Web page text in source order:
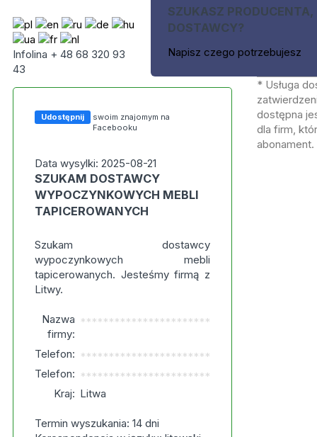
Infolina + 48 68 320 93
43
SZUKASZ PRODUCENTA,
DOSTAWCY?
Napisz czego potrzebujesz
Udostępnij
swoim znajomym na
Facebooku
Data wysylki: 2025-08-21
SZUKAM DOSTAWCY
WYPOCZYNKOWYCH MEBLI
TAPICEROWANYCH
Szukam dostawcy
wypoczynkowych mebli
tapicerowanych. Jesteśmy firmą z
Litwy.
Nazwa
firmy:
***********************
Telefon: ***********************
Telefon: ***********************
Kraj: Litwa
Termin wyszukania: 14 dni
* Usługa
dostępna
dla firm,
abonament.